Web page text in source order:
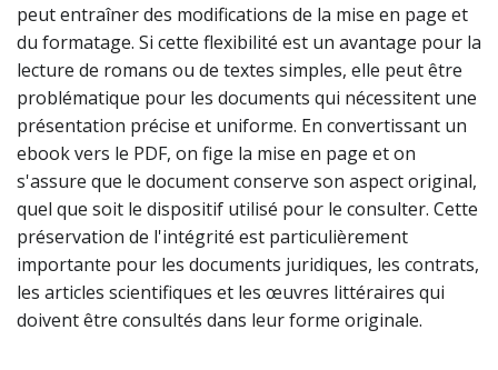
peut entraîner des modifications de la mise en page et
du formatage. Si cette flexibilité est un avantage pour la
lecture de romans ou de textes simples, elle peut être
problématique pour les documents qui nécessitent une
présentation précise et uniforme. En convertissant un
ebook vers le PDF, on fige la mise en page et on
s'assure que le document conserve son aspect original,
quel que soit le dispositif utilisé pour le consulter. Cette
préservation de l'intégrité est particulièrement
importante pour les documents juridiques, les contrats,
les articles scientifiques et les œuvres littéraires qui
doivent être consultés dans leur forme originale.